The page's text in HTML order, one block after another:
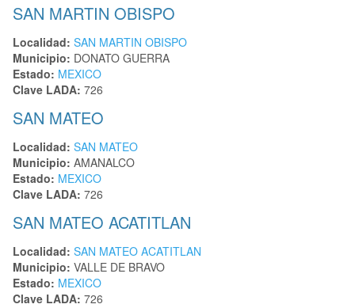
SAN MARTIN OBISPO
Localidad: SAN MARTIN OBISPO
Municipio: DONATO GUERRA
Estado: MEXICO
Clave LADA: 726
SAN MATEO
Localidad: SAN MATEO
Municipio: AMANALCO
Estado: MEXICO
Clave LADA: 726
SAN MATEO ACATITLAN
Localidad: SAN MATEO ACATITLAN
Municipio: VALLE DE BRAVO
Estado: MEXICO
Clave LADA: 726